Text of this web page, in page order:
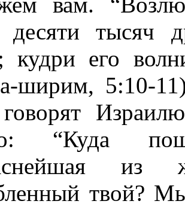
тысяч
кудри его
ширим, 5:10-
“Куда
из
твой?